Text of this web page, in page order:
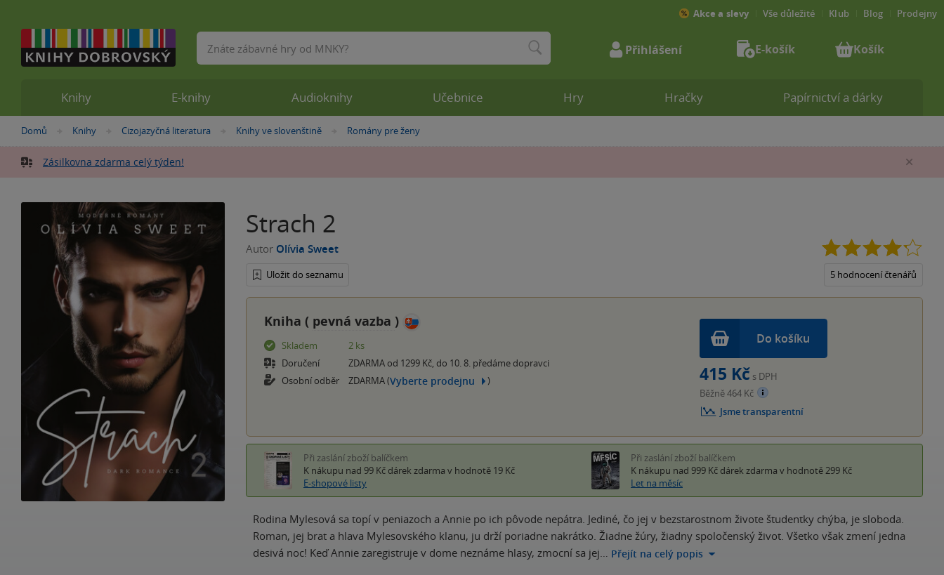
Nacházíte
zde:
Domů »
Knihy »
Cizojazyčná literatura »
Knihy ve slovenštině »
Romány pre ženy
Zásilkovna zdarma celý týden!
Strach 2
Autor Olívia Sweet
Uložit do seznamu 5 hodnocení čtenářů
Kniha ( pevná vazba )
Skladem
2 ks
Doručení
ZDARMA od 1299 Kč, do 10. 8. předáme dopravci
Osobní odběr
ZDARMA (Vyberte prodejnu )
Do košíku
415 Kč s DPH
Běžně 464 Kč
Jsme transparentní
Při zaslání zboží balíčkem
K nákupu nad 99 Kč dárek zdarma v hodnotě 19 Kč
E-shopové listy
Při zaslání zboží balíčkem
K nákupu nad 999 Kč dárek zdarma v hodnotě 299 Kč
Let na měsíc
Rodina Mylesová sa topí v peniazoch a Annie po ich pôvode nepátra. Jediné, čo jej v bezstarostnom živote študentky chýba, je sloboda.
Roman, jej brat a hlava Mylesovského klanu, ju drží poriadne nakrátko. Žiadne žúry, žiadny spoločenský život. Všetko však zmení jedna
desivá noc! Keď Annie zaregistruje v dome neznáme hlasy, zmocní sa jej… Přejít na celý popis
Knihy E-knihy Audioknihy Učebnice Hry Hračky Papírnictví a dárky
Akce a slevy Vše důležité Klub Blog Prodejny
Vyhledávání Přihlášení E-košík Košík